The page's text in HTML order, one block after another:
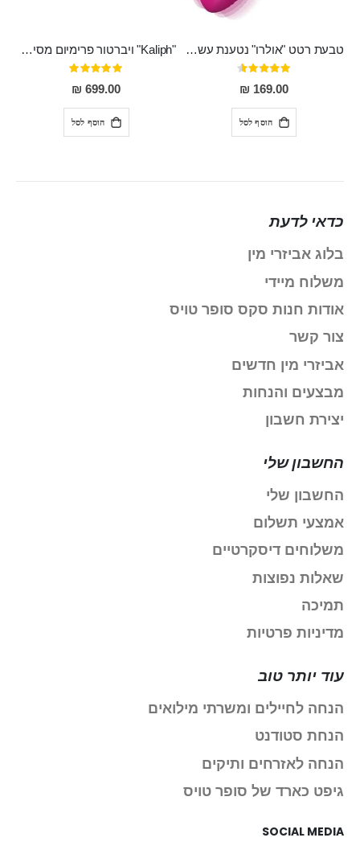
טבעת רטט "אולרו" נטענת עשויה סיליקון רפואי עם רטט חזק ומטריף חושים
דירוג:
91%
169.00 ₪
הוסף לסל
"Kaliph" ויברטור פרימיום מסיליקון רפואי , נטען, שקט במיוחד, מסתובב ומתפתל, שמנמן עם חדירה 14 סמ
דירוג:
100%
699.00 ₪
הוסף לסל
כדאי לדעת
בלוג אביזרי מין
משלוח מיידי
אודות חנות סקס סופר טויס
צור קשר
אביזרי מין חדשים
מבצעים והנחות
יצירת חשבון
החשבון שלי
החשבון שלי
אמצעי תשלום
משלוחים דיסקרטיים
שאלות נפוצות
תמיכה
מדיניות פרטיות
עוד יותר טוב
הנחה לחיילים ומשרתי מילואים
הנחת סטודנט
הנחה לאזרחים ותיקים
גיפט כארד של סופר טויס
SOCIAL MEDIA